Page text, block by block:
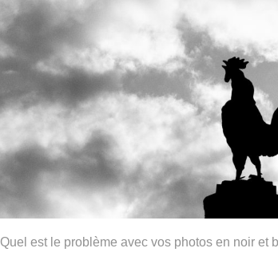
Quel est le problème avec vos photos en noir et